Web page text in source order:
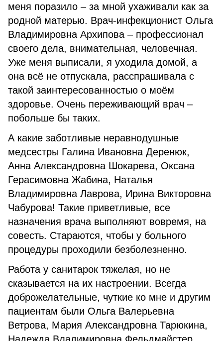
меня поразило – за мной ухаживали как за
родной матерью. Врач-инфекционист Ольга
Владимировна Архипова – профессионал
своего дела, внимательная, человечная.
Уже меня выписали, я уходила домой, а
она всё не отпускала, расспрашивала с
такой заинтересованностью о моём
здоровье. Очень переживающий врач –
побольше бы таких.
А какие заботливые неравнодушные
медсестры Галина Ивановна Деренюк,
Анна Александровна Шокарева, Оксана
Герасимовна Жабина, Наталья
Владимировна Лаврова, Ирина Викторовна
Чабурова! Такие приветливые, все
назначения врача выполняют вовремя, на
совесть. Стараются, чтобы у больного
процедуры проходили безболезненно.
Работа у санитарок тяжелая, но не
сказывается на их настроении. Всегда
доброжелательные, чуткие ко мне и другим
пациентам были Ольга Валерьевна
Ветрова, Мария Александровна Тарюкина,